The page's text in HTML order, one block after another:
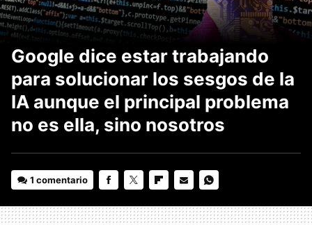
Google dice estar trabajando
para solucionar los sesgos de la
IA aunque el principal problema
no es ella, sino nosotros
1 comentario
MAIL